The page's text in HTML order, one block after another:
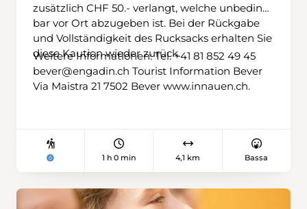
zusätzlich CHF 50.- verlangt, welche unbedingt
bar vor Ort abzugeben ist. Bei der Rückgabe
und Vollständigkeit des Rucksacks erhalten Sie
diese Kaution wieder zurück.
Weitere Informationen: Tel. +41 81 852 49 45
bever@engadin.ch Tourist Information Bever
Via Maistra 21 7502 Bever www.innauen.ch.
1 h 0 min 4,1 km Bassa